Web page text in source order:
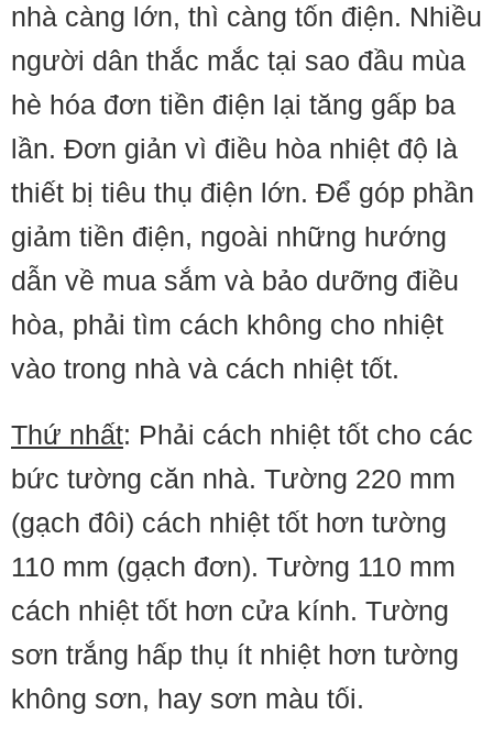
nhà càng lớn, thì càng tốn điện. Nhiều
người dân thắc mắc tại sao đầu mùa
hè hóa đơn tiền điện lại tăng gấp ba
lần. Đơn giản vì điều hòa nhiệt độ là
thiết bị tiêu thụ điện lớn. Để góp phần
giảm tiền điện, ngoài những hướng
dẫn về mua sắm và bảo dưỡng điều
hòa, phải tìm cách không cho nhiệt
vào trong nhà và cách nhiệt tốt.
Thứ nhất: Phải cách nhiệt tốt cho các
bức tường căn nhà. Tường 220 mm
(gạch đôi) cách nhiệt tốt hơn tường
110 mm (gạch đơn). Tường 110 mm
cách nhiệt tốt hơn cửa kính. Tường
sơn trắng hấp thụ ít nhiệt hơn tường
không sơn, hay sơn màu tối.